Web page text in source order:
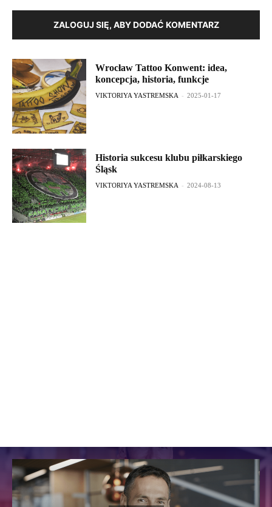
ZALOGUJ SIĘ, ABY DODAĆ KOMENTARZ
Wrocław Tattoo Konwent: idea,
koncepcja, historia, funkcje
VIKTORIYA YASTREMSKA - 2025-01-17
Historia sukcesu klubu piłkarskiego
Śląsk
VIKTORIYA YASTREMSKA - 2024-08-13